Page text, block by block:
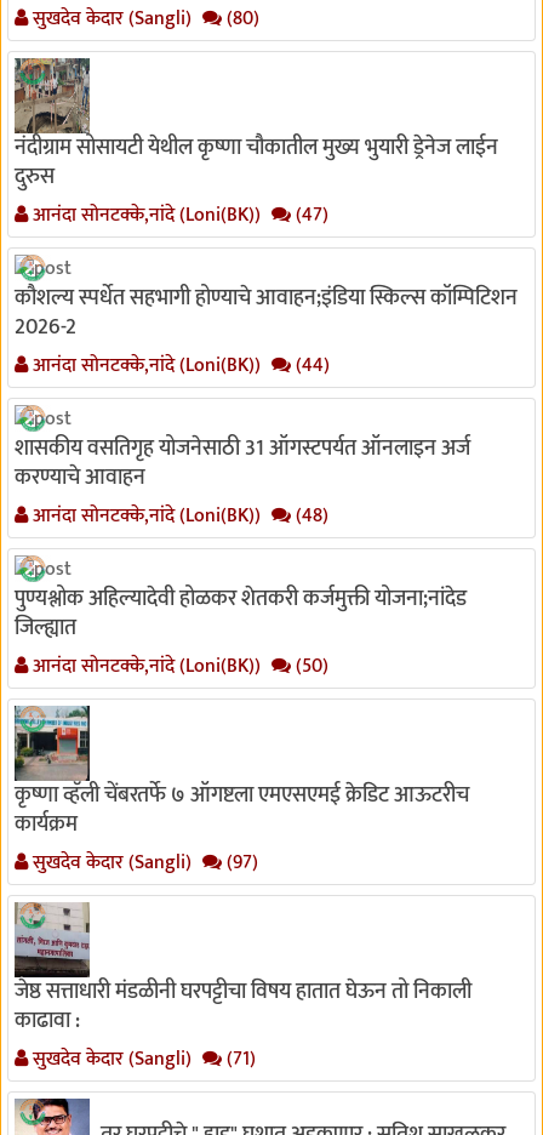
सुखदेव केदार (Sangli) (80)
नंदीग्राम सोसायटी येथील कृष्णा चौकातील मुख्य भुयारी ड्रेनेज लाईन
दुरुस
आनंदा सोनटक्के,नांदे (Loni(BK)) (47)
कौशल्य स्पर्धेत सहभागी होण्याचे आवाहन;इंडिया स्किल्स कॉम्पिटिशन
2026-2
आनंदा सोनटक्के,नांदे (Loni(BK)) (44)
शासकीय वसतिगृह योजनेसाठी 31 ऑगस्टपर्यत ऑनलाइन अर्ज
करण्याचे आवाहन
आनंदा सोनटक्के,नांदे (Loni(BK)) (48)
पुण्यश्लोक अहिल्यादेवी होळकर शेतकरी कर्जमुक्ती योजना;नांदेड
जिल्ह्यात
आनंदा सोनटक्के,नांदे (Loni(BK)) (50)
कृष्णा व्हॅली चेंबरतर्फे ७ ऑगष्टला एमएसएमई क्रेडिट आऊटरीच
कार्यक्रम
सुखदेव केदार (Sangli) (97)
जेष्ठ सत्ताधारी मंडळीनी घरपट्टीचा विषय हातात घेऊन तो निकाली
काढावा :
सुखदेव केदार (Sangli) (71)